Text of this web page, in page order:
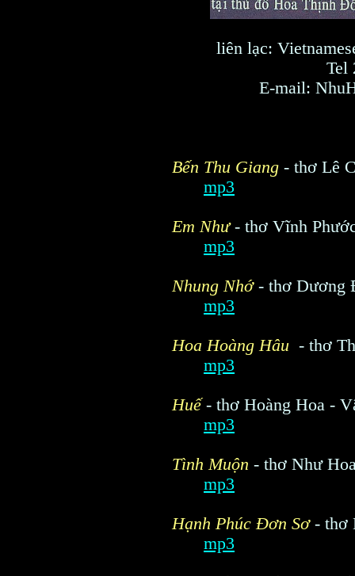
liên lạc:
Tel
E-mail:
Bến Thu Giang - thơ Lê
mp3
Em Như- thơ Vĩnh
mp3
Nhung Nhớ- thơ Dương
mp3
Hoa Hoàng Hâu - thơ
mp3
Huế- thơ Hoàng Hoa -
mp3
Tình Muộn - thơ Như
mp3
Hạnh Phúc Đơn Sơ- thơ
mp3